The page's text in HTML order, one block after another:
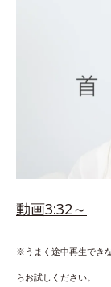
動画3:32～
※うまく途中再生でき
らお試しください。